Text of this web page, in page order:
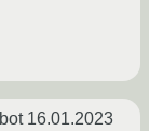
16.01.2023